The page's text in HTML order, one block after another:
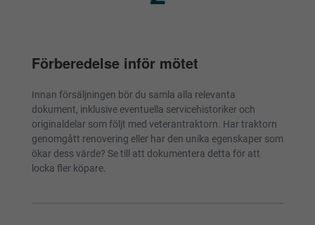
Förberedelse inför mötet
Innan försäljningen bör du samla alla relevanta
dokument, inklusive eventuella servicehistoriker och
originaldelar som följt med veterantraktorn. Har traktorn
genomgått renovering eller har den unika egenskaper som
ökar dess värde? Se till att dokumentera detta för att
locka fler köpare.